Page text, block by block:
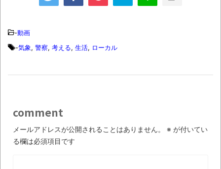
「ム、ムリです・・・」メガネ美人ナース
いう無茶に踏み切ってしまったのか
wwwwwwwwwwww
全方位青い芝包囲網すぎて色々見失う、新
-動画
-気象, 警察, 考える, 生活, ローカル
comment
メールアドレスが公開されることはありません。 ※ が付いてい
る欄は必須項目です